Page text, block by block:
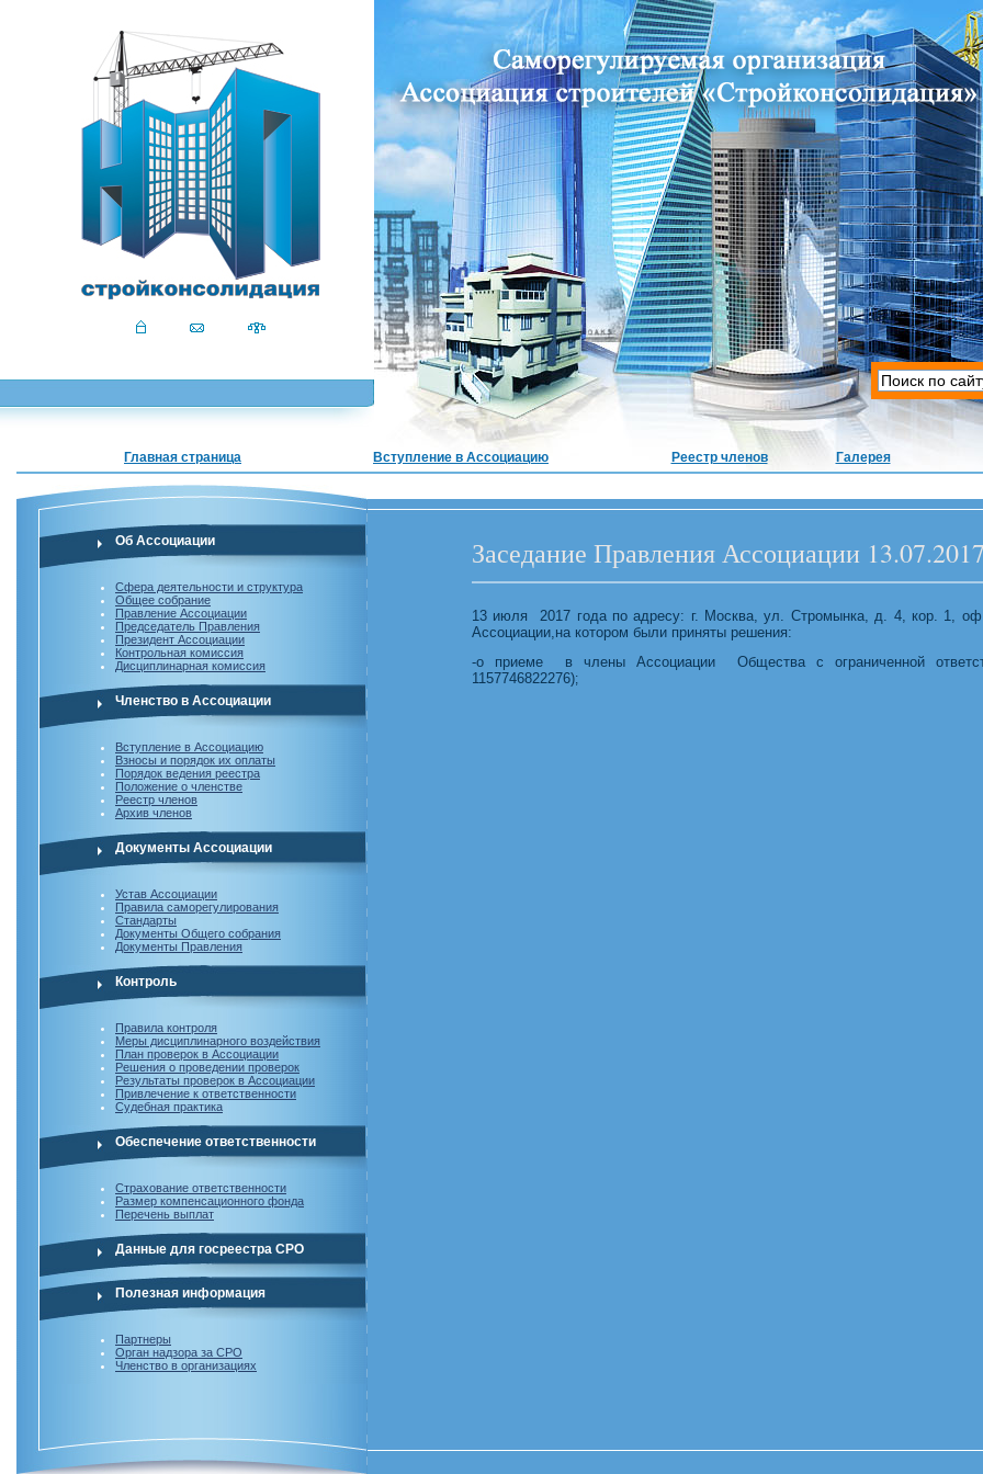
Главная страница Вступление в Ассоциацию Реестр членов Галерея
Об Ассоциации
Сфера деятельности и структура
Общее собрание
Правление Ассоциации
Председатель Правления
Президент Ассоциации
Контрольная комиссия
Дисциплинарная комиссия
Членство в Ассоциации
Вступление в Ассоциацию
Взносы и порядок их оплаты
Порядок ведения реестра
Положение о членстве
Реестр членов
Архив членов
Документы Ассоциации
Устав Ассоциации
Правила саморегулирования
Стандарты
Документы Общего собрания
Документы Правления
Контроль
Правила контроля
Меры дисциплинарного воздействия
План проверок в Ассоциации
Решения о проведении проверок
Результаты проверок в Ассоциации
Привлечение к ответственности
Судебная практика
Обеспечение ответственности
Страхование ответственности
Размер компенсационного фонда
Перечень выплат
Данные для госреестра СРО
Полезная информация
Партнеры
Орган надзора за СРО
Членство в организациях
Заседание Правления Ассоциации
13 июля 2017 года по адресу: г. Москва, ул. Стромынка, д. 4, кор. 1,
Ассоциации,на котором были приняты решения:
-о приеме в члены Ассоциации Общества с ограниченной
1157746822276);